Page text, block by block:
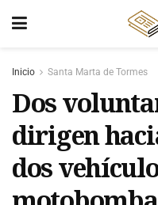
Inicio Santa Marta de Tormes
Dos
dirigen
dos